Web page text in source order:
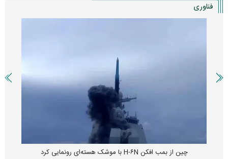
فناوری
چین از بمب افکن H-۶N با موشک هسته‌ای رونمایی کرد